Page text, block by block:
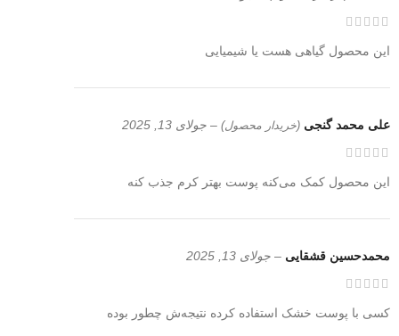
این محصول گیاهی هست یا شیمیایی
علی محمد گنجی (خریدار محصول) – جولای 13, 2025
این محصول کمک می‌کنه پوست بهتر کرم جذب کنه
محمدحسین قشقایی – جولای 13, 2025
کسی با پوست خشک استفاده کرده نتیجه‌ش چطور بوده